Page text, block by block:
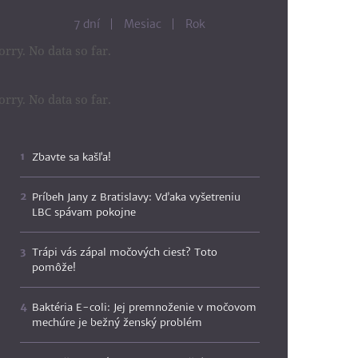
7 dní Mesiac Rok
No data so far.
No data so far.
Zbavte sa kašľa!
Príbeh Jany z Bratislavy: Vďaka vyšetreniu
LBC spávam pokojne
Trápi vás zápal močových ciest? Toto
pomôže!
Baktéria E-coli: Jej premnoženie v močovom
mechúre je bežný ženský problém